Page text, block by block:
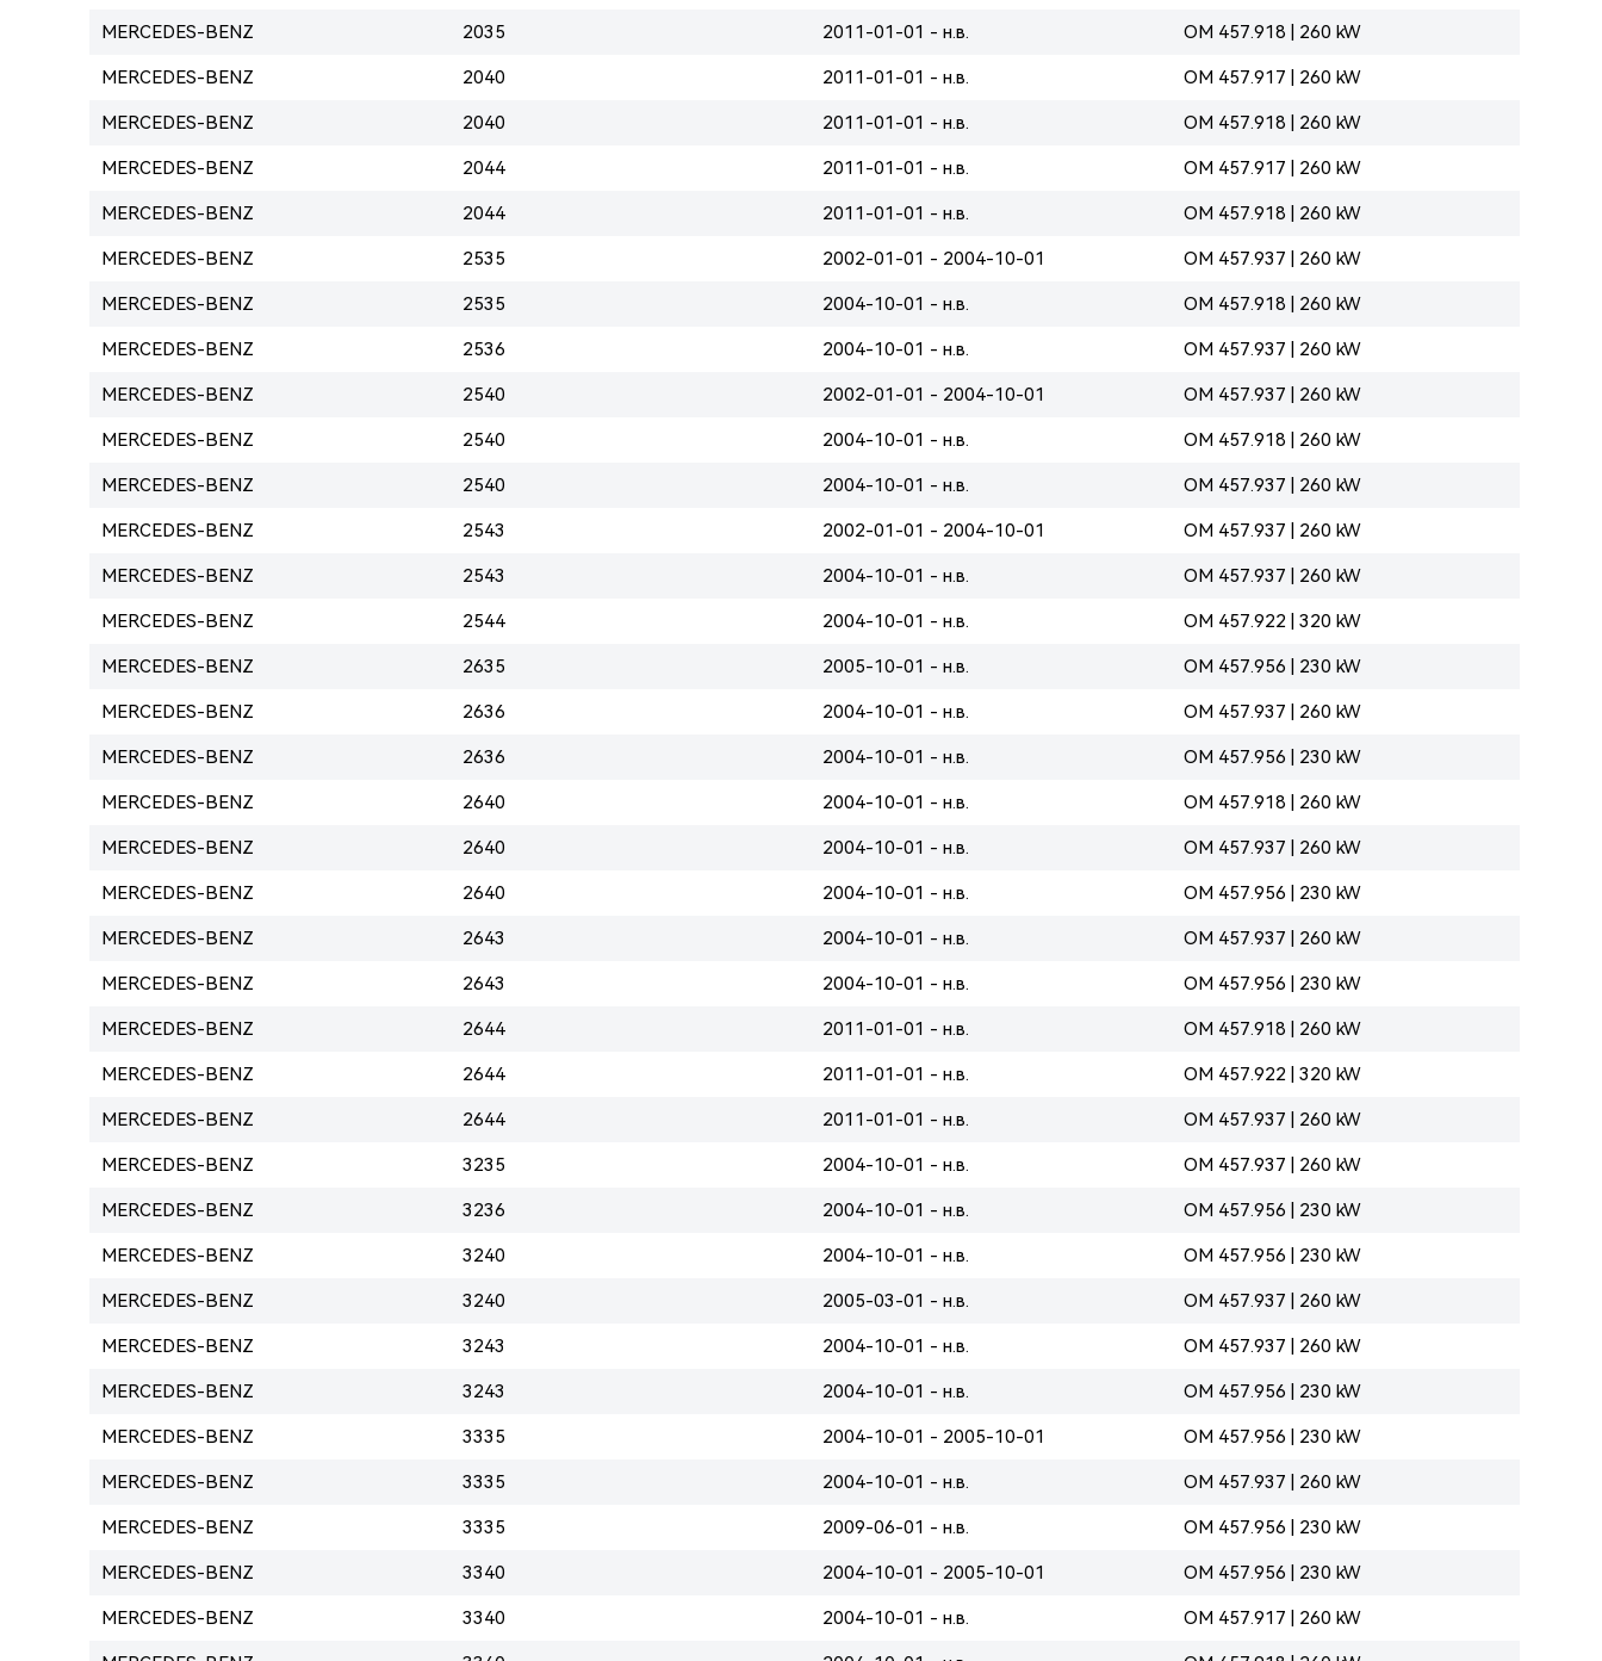
MERCEDES-BENZ 2035 2011-01-01 - н.в. OM 457.918 | 260 kW
MERCEDES-BENZ 2040 2011-01-01 - н.в. OM 457.917 | 260 kW
MERCEDES-BENZ 2040 2011-01-01 - н.в. OM 457.918 | 260 kW
MERCEDES-BENZ 2044 2011-01-01 - н.в. OM 457.917 | 260 kW
MERCEDES-BENZ 2044 2011-01-01 - н.в. OM 457.918 | 260 kW
MERCEDES-BENZ 2535 2002-01-01 - 2004-10-01 OM 457.937 | 260 kW
MERCEDES-BENZ 2535 2004-10-01 - н.в. OM 457.918 | 260 kW
MERCEDES-BENZ 2536 2004-10-01 - н.в. OM 457.937 | 260 kW
MERCEDES-BENZ 2540 2002-01-01 - 2004-10-01 OM 457.937 | 260 kW
MERCEDES-BENZ 2540 2004-10-01 - н.в. OM 457.918 | 260 kW
MERCEDES-BENZ 2540 2004-10-01 - н.в. OM 457.937 | 260 kW
MERCEDES-BENZ 2543 2002-01-01 - 2004-10-01 OM 457.937 | 260 kW
MERCEDES-BENZ 2543 2004-10-01 - н.в. OM 457.937 | 260 kW
MERCEDES-BENZ 2544 2004-10-01 - н.в. OM 457.922 | 320 kW
MERCEDES-BENZ 2635 2005-10-01 - н.в. OM 457.956 | 230 kW
MERCEDES-BENZ 2636 2004-10-01 - н.в. OM 457.937 | 260 kW
MERCEDES-BENZ 2636 2004-10-01 - н.в. OM 457.956 | 230 kW
MERCEDES-BENZ 2640 2004-10-01 - н.в. OM 457.918 | 260 kW
MERCEDES-BENZ 2640 2004-10-01 - н.в. OM 457.937 | 260 kW
MERCEDES-BENZ 2640 2004-10-01 - н.в. OM 457.956 | 230 kW
MERCEDES-BENZ 2643 2004-10-01 - н.в. OM 457.937 | 260 kW
MERCEDES-BENZ 2643 2004-10-01 - н.в. OM 457.956 | 230 kW
MERCEDES-BENZ 2644 2011-01-01 - н.в. OM 457.918 | 260 kW
MERCEDES-BENZ 2644 2011-01-01 - н.в. OM 457.922 | 320 kW
MERCEDES-BENZ 2644 2011-01-01 - н.в. OM 457.937 | 260 kW
MERCEDES-BENZ 3235 2004-10-01 - н.в. OM 457.937 | 260 kW
MERCEDES-BENZ 3236 2004-10-01 - н.в. OM 457.956 | 230 kW
MERCEDES-BENZ 3240 2004-10-01 - н.в. OM 457.956 | 230 kW
MERCEDES-BENZ 3240 2005-03-01 - н.в. OM 457.937 | 260 kW
MERCEDES-BENZ 3243 2004-10-01 - н.в. OM 457.937 | 260 kW
MERCEDES-BENZ 3243 2004-10-01 - н.в. OM 457.956 | 230 kW
MERCEDES-BENZ 3335 2004-10-01 - 2005-10-01 OM 457.956 | 230 kW
MERCEDES-BENZ 3335 2004-10-01 - н.в. OM 457.937 | 260 kW
MERCEDES-BENZ 3335 2009-06-01 - н.в. OM 457.956 | 230 kW
MERCEDES-BENZ 3340 2004-10-01 - 2005-10-01 OM 457.956 | 230 kW
MERCEDES-BENZ 3340 2004-10-01 - н.в. OM 457.917 | 260 kW